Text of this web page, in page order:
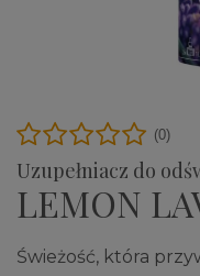
Uzupełniacz do
LEMON
(0)
Świeżość, która